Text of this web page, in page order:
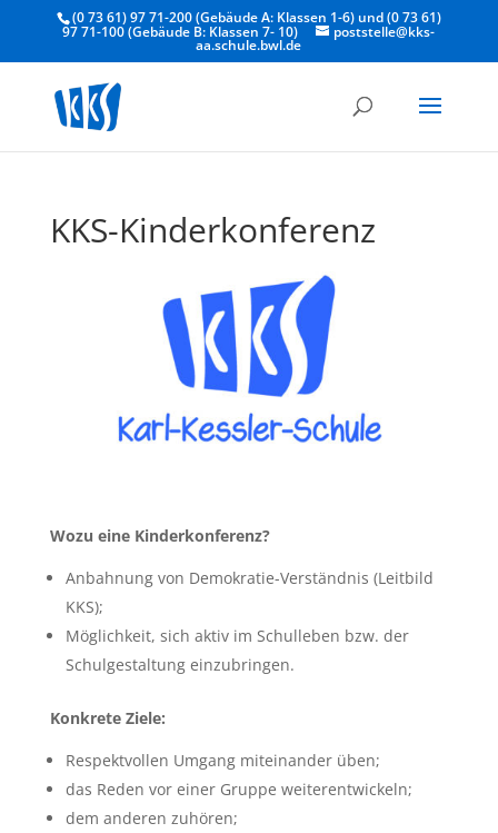
(0 73 61) 97 71-200 (Gebäude A: Klassen 1-6) und (0 73 61)
97 71-100 (Gebäude B: Klassen 7- 10) poststelle@kks-
aa.schule.bwl.de
KKS-Kinderkonferenz
Wozu eine Kinderkonferenz?
Anbahnung von Demokratie-Verständnis (Leitbild
KKS);
Möglichkeit, sich aktiv im Schulleben bzw. der
Schulgestaltung einzubringen.
Konkrete Ziele:
Respektvollen Umgang miteinander üben;
das Reden vor einer Gruppe weiterentwickeln;
dem anderen zuhören;